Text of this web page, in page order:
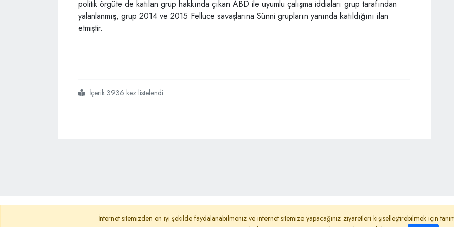
politik örgüte de katılan grup hakkında çıkan ABD ile uyumlu çalışma iddiaları grup tarafından
yalanlanmış, grup 2014 ve 2015 Felluce savaşlarına Sünni grupların yanında katıldığını ilan
etmiştir.
#musul
#direnen sünni gruplar
İçerik 3936 kez listelendi
Ana Sayfa Gizlilik Politikası KVKK Aydınlatma Metni Reklam
Haber Gönder
İnternet sitemizden en iyi şekilde faydalanabilmeniz ve internet sitemize yapacağınız ziyaretleri kişiselleştirebilmek için